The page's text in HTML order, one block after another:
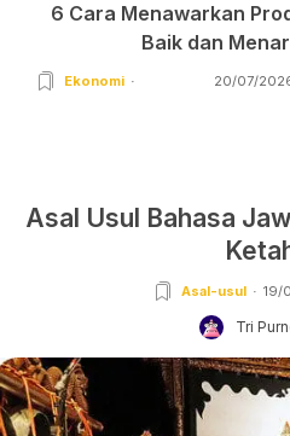
6 Cara Menawarkan
Baik dan
Ekonomi 20/07/
Asal Usul Bahasa
Asal-usul 19/
Tri